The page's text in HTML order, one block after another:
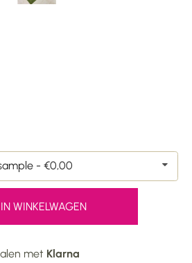
- €0,00
IN WINKELWAGEN
met Klarna